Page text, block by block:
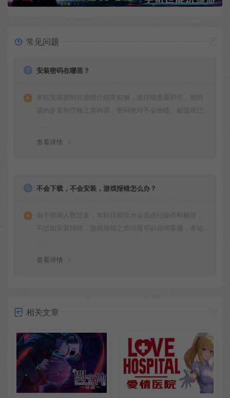
常见问题
安装密码在哪里？
本站安装密码在游戏介绍页右侧，请仔细查看即可，密码
请勿多复制空格之类内容，密码绝对不会放错。如游戏已
查看详情
不会下载，不会安装，游戏报错怎么办？
由于咨询人数过多，本站目前仅为会员进行操作和解答，
不过如安装报错，游戏报错之类问题可以咨询客服，本站
查看详情
相关文章